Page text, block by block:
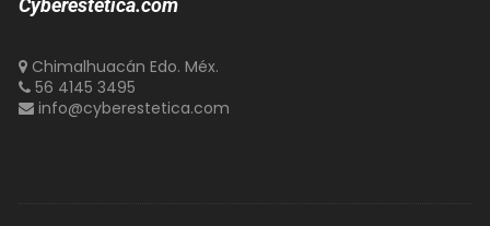
Cyberestetica.com
Chimalhuacán Edo. Méx.
56 4145 3495
info@cyberestetica.com